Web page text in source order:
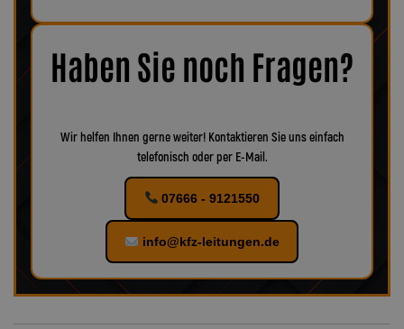
Fahrzeug, wie die Teile aussehen. Sind Beschädigungen,
Korrosion oder Verschleiß erkennbar, empfiehlt es sich, das
maximale Sicherheit zu gewährleisten.
verschiedenes Zubehör für Ihr KFZ!
Haben Sie noch Fragen?
Wir helfen Ihnen gerne weiter! Kontaktieren Sie uns einfach
telefonisch oder per E-Mail.
07666 - 9121550
info@kfz-leitungen.de